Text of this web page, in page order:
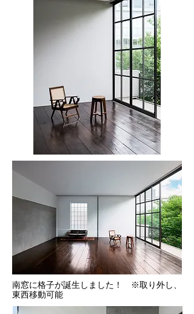
​南窓に格子が誕生しました！ ※取り外し、
東西移動可能